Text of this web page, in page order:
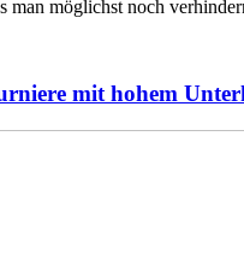
man möglichst noch
mit hohem